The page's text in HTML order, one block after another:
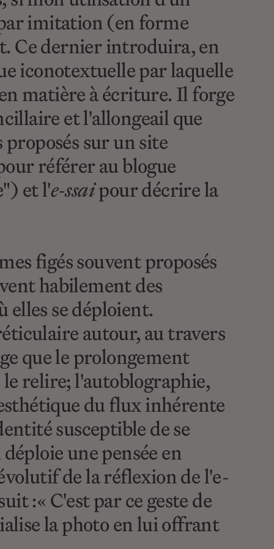
imitation (en forme
Ce dernier introduira, en
iconotextuelle par laquelle
matière à écriture. Il forge
et l'allongeail que
sur un site
référer au blogue
et l'e-ssaipour décrire la
figés souvent proposés
habilement des
se déploient.
autour, au travers
que le prolongement
relire; l'autoblographie,
du flux inhérente
susceptible de se
une pensée en
de la réflexion de l'e-
:« C'est par ce geste de
la photo en lui offrant